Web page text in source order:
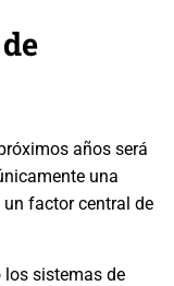
años será
una
factor central de
los sistemas de